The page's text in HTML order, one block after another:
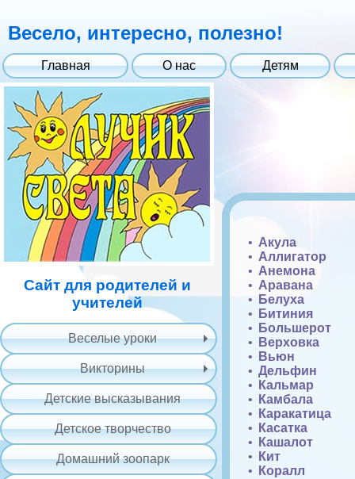
Весело, интересно, полезно!
Главная О нас Детям
Сайт для родителей и
учителей
Веселые уроки
Викторины
Детские высказывания
Детское творчество
Домашний зоопарк
Акула
Аллигатор
Анемона
Аравана
Белуха
Битиния
Большерот
Верховка
Вьюн
Дельфин
Кальмар
Камбала
Каракатица
Касатка
Кашалот
Кит
Коралл